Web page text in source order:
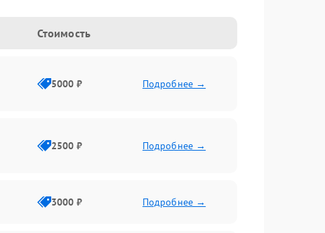
Стоимость
5000 ₽ Подробнее →
2500 ₽ Подробнее →
3000 ₽ Подробнее →